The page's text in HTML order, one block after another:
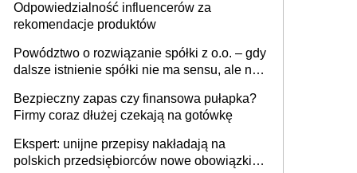
Odpowiedzialność influencerów za
rekomendacje produktów
Powództwo o rozwiązanie spółki z o.o. – gdy
dalsze istnienie spółki nie ma sensu, ale nie
Bezpieczny zapas czy finansowa pułapka?
Firmy coraz dłużej czekają na gotówkę
Ekspert: unijne przepisy nakładają na
polskich przedsiębiorców nowe obowiązki w